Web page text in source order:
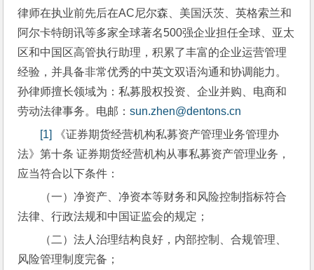
律师在执业前先后在AC尼尔森、美国沃茨、英格索兰和
阿尔卡特朗讯等多家全球著名500强企业担任全球、亚太
区和中国区高管执行助理，积累了丰富的企业运营管理
经验，并具备非常优秀的中英文双语沟通和协调能力。
孙律师擅长领域为：私募股权投资、企业并购、电商和
劳动法律事务。电邮：sun.zhen@dentons.cn
[1]
《证券期货经营机构私募资产管理业务管理办
法》第十条 证券期货经营机构从事私募资产管理业务，
应当符合以下条件：
（一）净资产、净资本等财务和风险控制指标符合
法律、行政法规和中国证监会的规定；
（二）法人治理结构良好，内部控制、合规管理、
风险管理制度完备；